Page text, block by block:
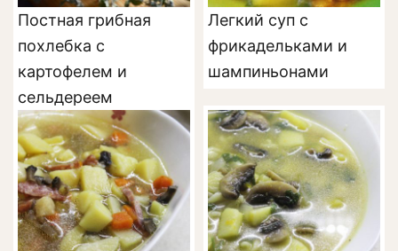
Постная грибная
похлебка с
картофелем и
сельдереем
Легкий суп с
фрикадельками и
шампиньонами